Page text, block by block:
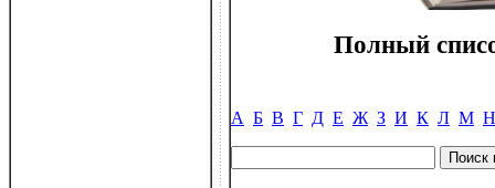
Полный
А Б В Г Д Е Ж З И К Л М Н